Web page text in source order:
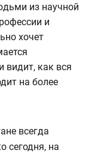
из научной
и
хочет
видит, как вся
на более
всегда
сегодня, на